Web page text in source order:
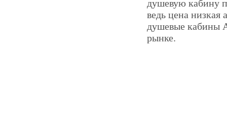
душевую кабину
ведь цена низкая
душевые кабины
рынке.